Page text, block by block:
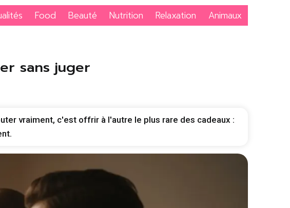
Food Beauté Nutrition Relaxation Animaux
sans juger
vraiment, c'est offrir à l'autre le plus rare des cadeaux :